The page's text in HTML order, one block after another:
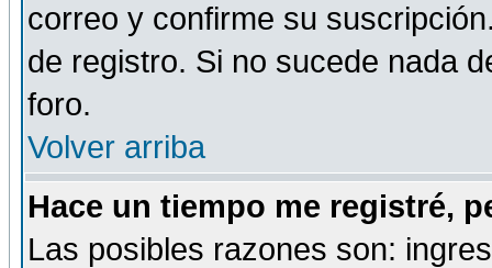
correo y confirme su
de registro. Si no sucede nada
foro.
Volver arriba
Hace un tiempo me registré,
Las posibles razones son: